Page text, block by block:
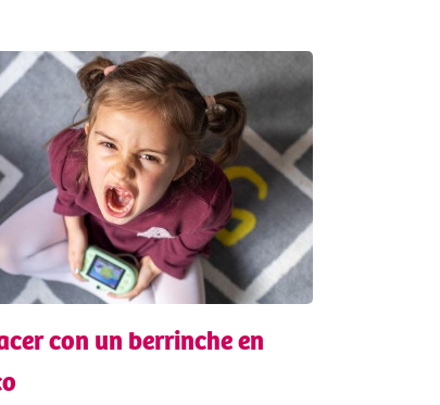
con un berrinche en